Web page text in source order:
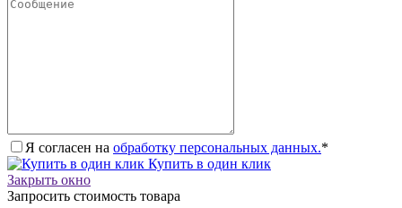
Я согласен на обработку персональных данных.*
Купить в один клик
Закрыть окно
Запросить стоимость товара